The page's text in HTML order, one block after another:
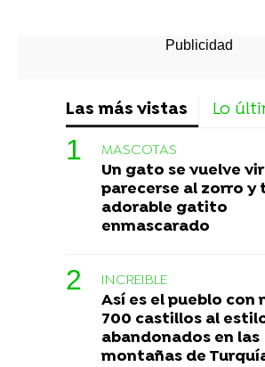
Las más vistas Lo
MASCOTAS
Un gato se vuelve
parecerse al zorro y
adorable gatito
enmascarado
INCREIBLE
Así es el pueblo con
700 castillos al
abandonados en las
montañas de